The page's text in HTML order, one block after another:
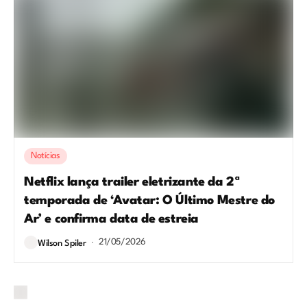
Notícias
Netflix lança trailer eletrizante da 2ª
temporada de ‘Avatar: O Último Mestre do
Ar’ e confirma data de estreia
Wilson Spiler 21/05/2026